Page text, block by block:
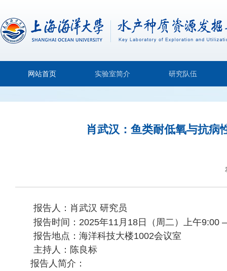
网站首页 实验室简介 研究队伍
肖武汉：鱼类耐低氧与抗病
报告人：肖武汉 研究员
报告时间：2025年11月18日（周二）上午9:00
报告地点：海洋科技大楼1002会议室
主持人：陈良标
报告人简介：